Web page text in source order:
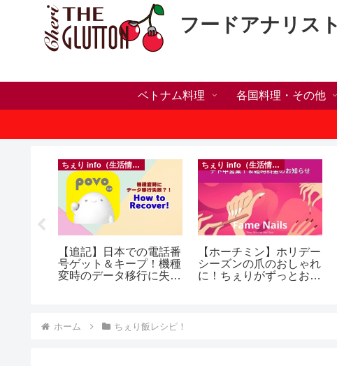
フードアナリス
ベトナム料理 各国料理・その他
ちぇり info（生活情報）
【追記】日本での電話番
号ゲット＆キープ！機種
変時のデータ移行に失敗
ちぇり info（生活情報）
【ホーチミン】ホリデー
シーズンの爪のおしゃれ
に！ちぇりがずっとお世
ホーム ちぇり飯レシピ！